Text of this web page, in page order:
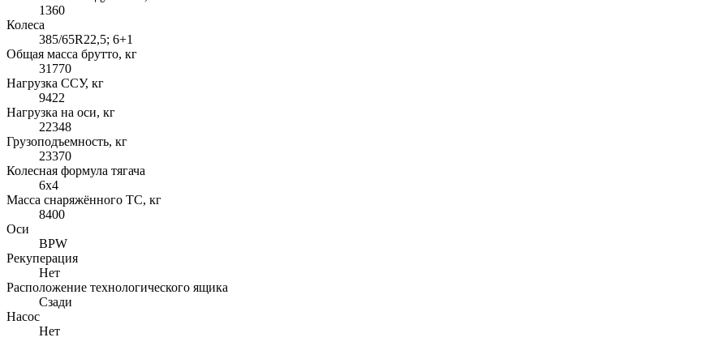
1360
Колеса
385/65R22,5; 6+1
Общая масса брутто, кг
31770
Нагрузка ССУ, кг
9422
Нагрузка на оси, кг
22348
Грузоподъемность, кг
23370
Колесная формула тягача
6x4
Масса снаряжённого ТС, кг
8400
Оси
BPW
Рекуперация
Нет
Расположение технологического ящика
Сзади
Насос
Нет